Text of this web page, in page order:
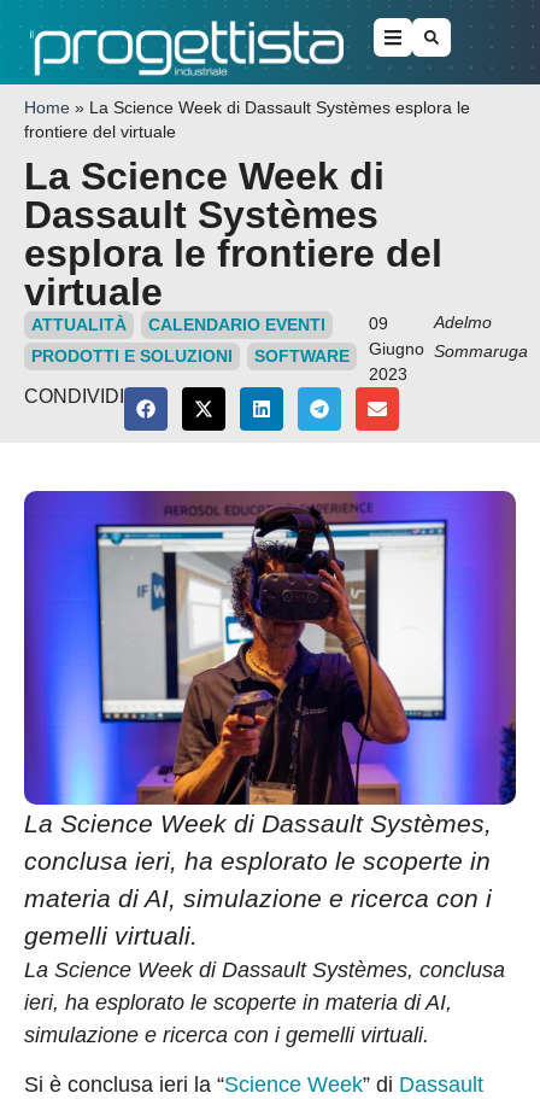
Home » La Science Week di Dassault Systèmes esplora le
frontiere del virtuale
La Science Week di
Dassault Systèmes
esplora le frontiere del
virtuale
ATTUALITÀ
CALENDARIO EVENTI
PRODOTTI E SOLUZIONI
SOFTWARE
09
Giugno
2023
Adelmo
Sommaruga
CONDIVIDI
La Science Week di Dassault Systèmes,
conclusa ieri, ha esplorato le scoperte in
materia di AI, simulazione e ricerca con i
gemelli virtuali.
La Science Week di Dassault Systèmes, conclusa
ieri, ha esplorato le scoperte in materia di AI,
simulazione e ricerca con i gemelli virtuali.
Si è conclusa ieri la “Science Week” di Dassault